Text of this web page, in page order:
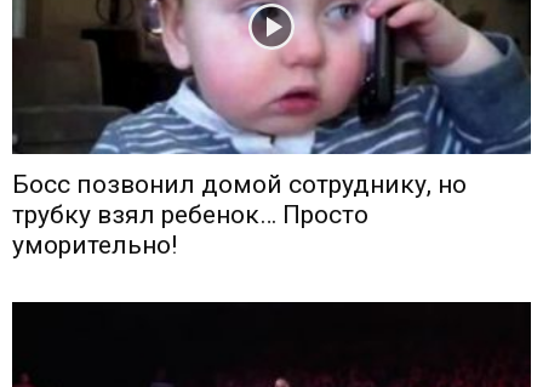
Босс позвонил домой сотруднику, но
трубку взял ребенок… Просто
уморительно!